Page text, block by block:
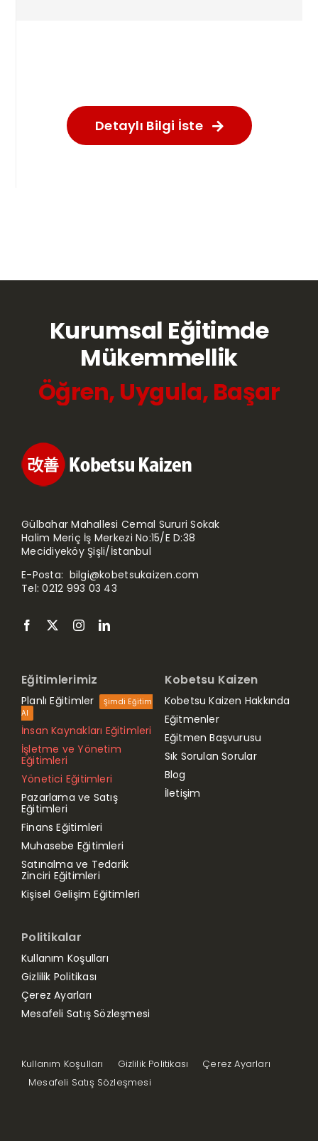
Detaylı Bilgi İste
Kurumsal Eğitimde
Mükemmellik
Öğren, Uygula, Başar
Gülbahar Mahallesi Cemal Sururi Sokak
Halim Meriç İş Merkezi No:15/E D:38
Mecidiyeköy Şişli/İstanbul
E-Posta: bilgi@kobetsukaizen.com
Tel:0212 993 03 43
Eğitimlerimiz
Planlı Eğitimler
Şimdi Eğitim
Al
İnsan Kaynakları Eğitimleri
İşletme ve Yönetim
Eğitimleri
Yönetici Eğitimleri
Pazarlama ve Satış
Eğitimleri
Finans Eğitimleri
Muhasebe Eğitimleri
Satınalma ve Tedarik
Zinciri Eğitimleri
Kişisel Gelişim Eğitimleri
Kobetsu Kaizen
Kobetsu Kaizen Hakkında
Eğitmenler
Eğitmen Başvurusu
Sık Sorulan Sorular
Blog
İletişim
Politikalar
Kullanım Koşulları
Gizlilik Politikası
Çerez Ayarları
Mesafeli Satış Sözleşmesi
Kullanım Koşulları Gizlilik Politikası
Çerez Ayarları
Mesafeli Satış Sözleşmesi